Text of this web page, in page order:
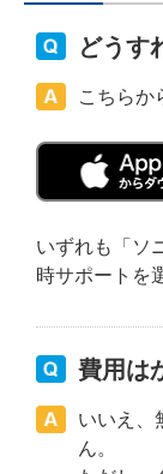
どうす
こちらか
いずれも「ソ
時サポートを
費用は
いいえ、
ん。